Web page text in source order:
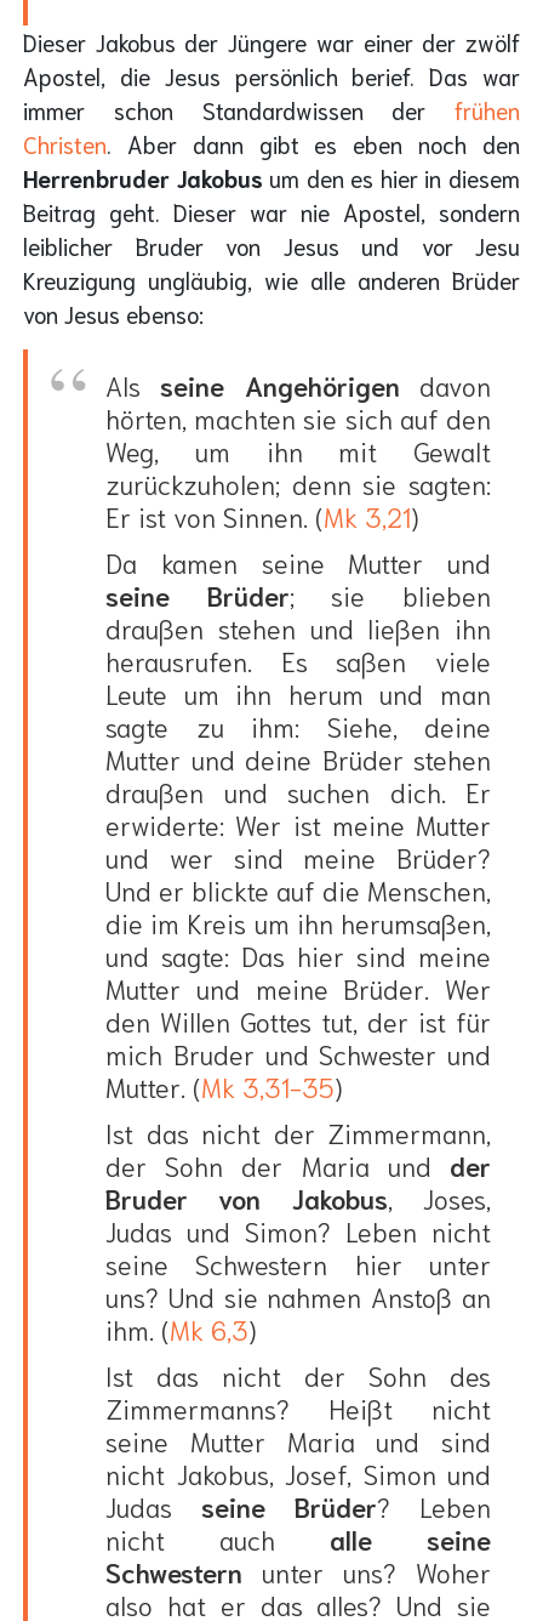
Dieser Jakobus der Jüngere war einer der zwölf
Apostel, die Jesus persönlich berief. Das war
immer schon Standardwissen der frühen
Christen. Aber dann gibt es eben noch den
Herrenbruder Jakobus um den es hier in diesem
Beitrag geht. Dieser war nie Apostel, sondern
leiblicher Bruder von Jesus und vor Jesu
Kreuzigung ungläubig, wie alle anderen Brüder
von Jesus ebenso:
Alsseine Angehörigen davon
hörten, machten sie sich auf den
Weg, um ihn mit Gewalt
zurückzuholen; denn sie sagten:
Er ist von Sinnen. (Mk 3,21)
Da kamen seine Mutter und
seine Brüder; sie blieben
draußen stehen und ließen ihn
herausrufen. Es saßen viele
Leute um ihn herum und man
sagte zu ihm: Siehe, deine
Mutter und deine Brüder stehen
draußen und suchen dich. Er
erwiderte: Wer ist meine Mutter
und wer sind meine Brüder?
Und er blickte auf die Menschen,
die im Kreis um ihn herumsaßen,
und sagte: Das hier sind meine
Mutter und meine Brüder. Wer
den Willen Gottes tut, der ist für
mich Bruder und Schwester und
Mutter. (Mk 3,31-35)
Ist das nicht der Zimmermann,
der Sohn der Maria und der
Bruder von Jakobus , Joses,
Judas und Simon? Leben nicht
seine Schwestern hier unter
uns? Und sie nahmen Anstoß an
ihm. (Mk 6,3)
Ist das nicht der Sohn des
Zimmermanns? Heißt nicht
seine Mutter Maria und sind
nicht Jakobus, Josef, Simon und
Judas seine Brüder? Leben
nicht auch alle seine
Schwestern unter uns? Woher
also hat er das alles? Und sie